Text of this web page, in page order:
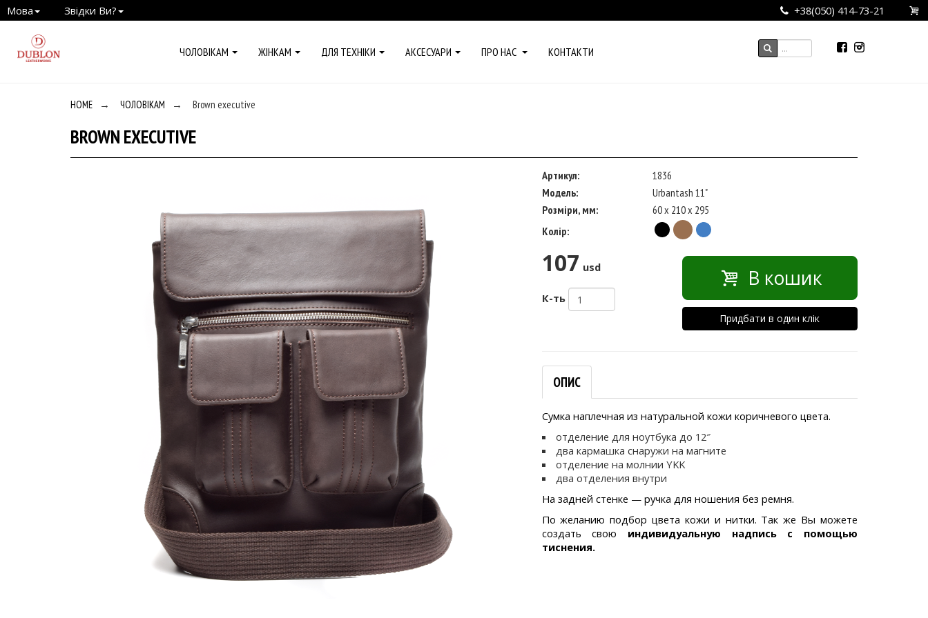
Мова Звідки Ви? +38(050) 414-73-21
ЧОЛОВІКАМ ЖІНКАМ ДЛЯ ТЕХНІКИ АКСЕСУАРИ ПРО НАС КОНТАКТИ
HOME → ЧОЛОВІКАМ → Brown executive
BROWN EXECUTIVE
Артикул:
1836
Модель:
Urbantash 11"
Розміри, мм:
60 x 210 x 295
Колір:
107 usd
К-ть
В кошик
Придбати в один клік
ОПИС
Сумка наплечная из натуральной кожи коричневого цвета.
отделение для ноутбука до 12″
два кармашка снаружи на магните
отделение на молнии YKK
два отделения внутри
На задней стенке — ручка для ношения без ремня.
По желанию подбор цвета кожи и нитки. Так же Вы можете
создать свою индивидуальную надпись с помощью
тиснения.